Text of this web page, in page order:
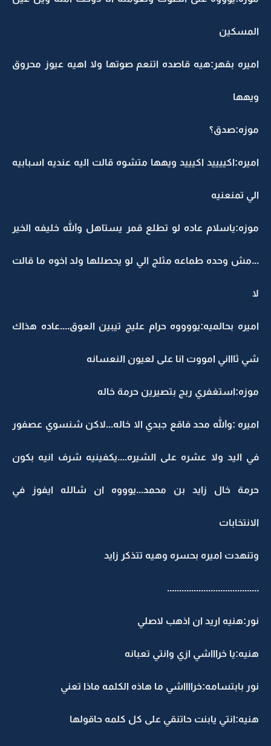
المسكين
اميره بقهر:هيه قاصده اتنعم صوتها ولا اهيه عيوز محروق
ويهها
موزه:صدق؟
اميره:اكييييد اكيييد ويهها متشوه قالت اليه عنديه اسبابيه
الي تمنعنيه
موزه:ياسلام عاده لو تطلع قمر يستاهل والله خليفه الخير
...مش وحده طماعه مثلج الي لو يحصللها ولد اخوه ما قالت
لا
اميره بحالميه:يووووه حرام عليج تيبين العوق....عاده هذاك
شي ثاااني امووت انا على لعيون النعسانه
موزه:استغفري ربج بتصيرين حرمة خاله
اميره :والله محد فاقع جبدي الا خاله...لاكن شنسوي عصفور
في اليد ولا عشره على الشيره....يكفينيه شرف انيه بكون
حرمة خال زايد بن محمد...يوووه ان شالله ايفوز في
الانتخابات
وتنهدت اميره بحسره وهيه تتذكر زايد
......................................
نور:هنيه اريد ان اذهب لاصلي
هنيه:يا خراااشي ازي وانتي تعبانه
نور بابتسامه:خرااااشي ما هاذه الكلمه ماذا تعني
هنيه:انتي يابنت حاتنقي على كل كلمه حاقولها